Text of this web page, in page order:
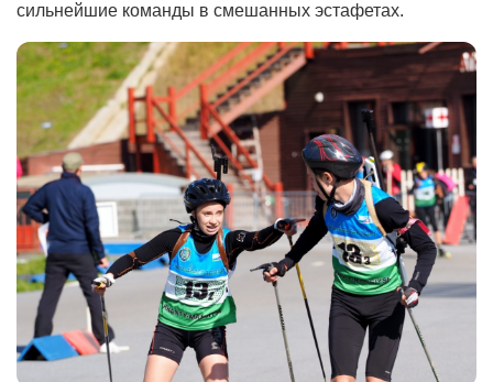
сильнейшие команды в смешанных эстафетах.